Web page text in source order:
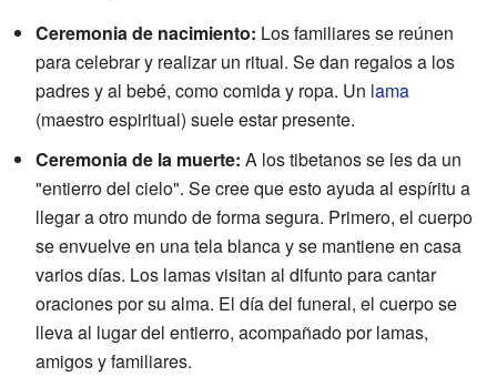
Ceremonia de nacimiento: Los familiares se reúnen
para celebrar y realizar un ritual. Se dan regalos a los
padres y al bebé, como comida y ropa. Un lama
(maestro espiritual) suele estar presente.
Ceremonia de la muerte: A los tibetanos se les da un
"entierro del cielo". Se cree que esto ayuda al espíritu a
llegar a otro mundo de forma segura. Primero, el cuerpo
se envuelve en una tela blanca y se mantiene en casa
varios días. Los lamas visitan al difunto para cantar
oraciones por su alma. El día del funeral, el cuerpo se
lleva al lugar del entierro, acompañado por lamas,
amigos y familiares.